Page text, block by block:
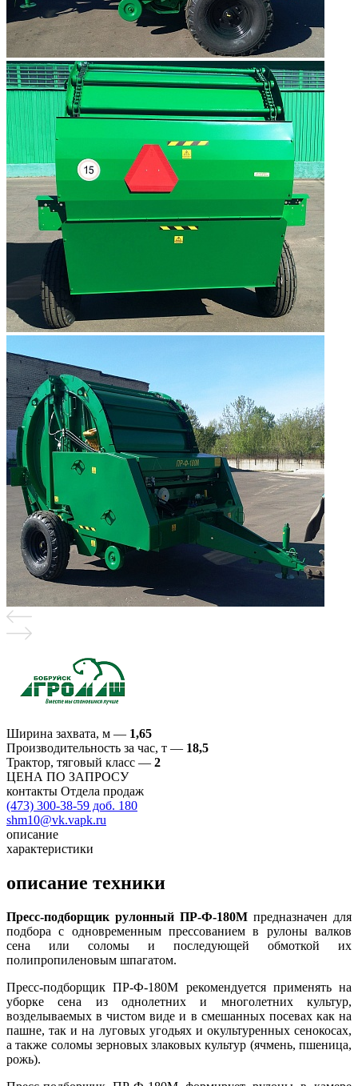
Ширина захвата, м — 1,65
Производительность за час, т — 18,5
Трактор, тяговый класс — 2
ЦЕНА ПО ЗАПРОСУ
контакты Отдела продаж
(473) 300-38-59 доб. 180
shm10@vk.vapk.ru
описание
характеристики
описание техники
Пресс-подборщик рулонный ПР-Ф-180М предназначен для
подбора с одновременным прессованием в рулоны валков
сена или соломы и последующей обмоткой их
полипропиленовым шпагатом.
Пресс-подборщик ПР-Ф-180М рекомендуется применять на
уборке сена из однолетних и многолетних культур,
возделываемых в чистом виде и в смешанных посевах как на
пашне, так и на луговых угодьях и окультуренных сенокосах,
а также соломы зерновых злаковых культур (ячмень, пшеница,
рожь).